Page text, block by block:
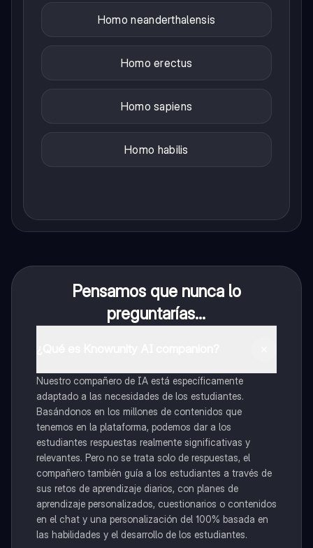
Homo neanderthalensis
Homo erectus
Homo sapiens
Homo habilis
Pensamos que nunca lo
preguntarías...
Nuestro compañero de IA está específicamente
adaptado a las necesidades de los estudiantes.
Basándonos en los millones de contenidos que
tenemos en la plataforma, podemos dar a los
estudiantes respuestas realmente significativas y
relevantes. Pero no se trata solo de respuestas, el
compañero también guía a los estudiantes a través de
sus retos de aprendizaje diarios, con planes de
aprendizaje personalizados, cuestionarios o contenidos
en el chat y una personalización del 100% basada en
las habilidades y el desarrollo de los estudiantes.